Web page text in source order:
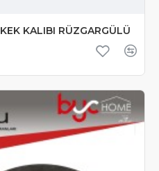
KALIBI RÜZGARGÜLÜ